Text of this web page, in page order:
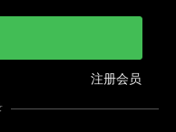
注册会员